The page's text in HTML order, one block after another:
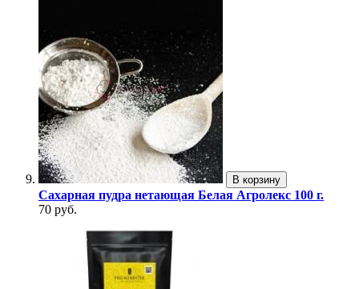
В корзину
Сахарная пудра нетающая Белая Агролекс 100 г.
70 руб.